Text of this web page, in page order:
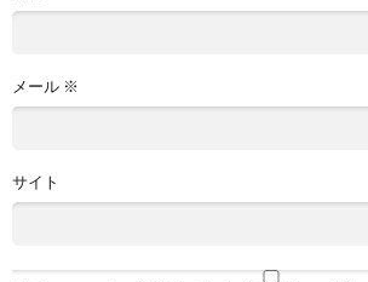
メール ※
サイト